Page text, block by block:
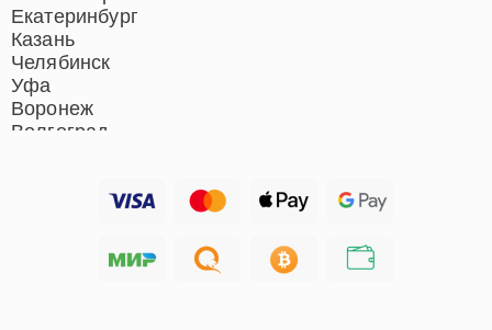
Екатеринбург
Казань
Челябинск
Уфа
Воронеж
Волгоград
Хабаровск